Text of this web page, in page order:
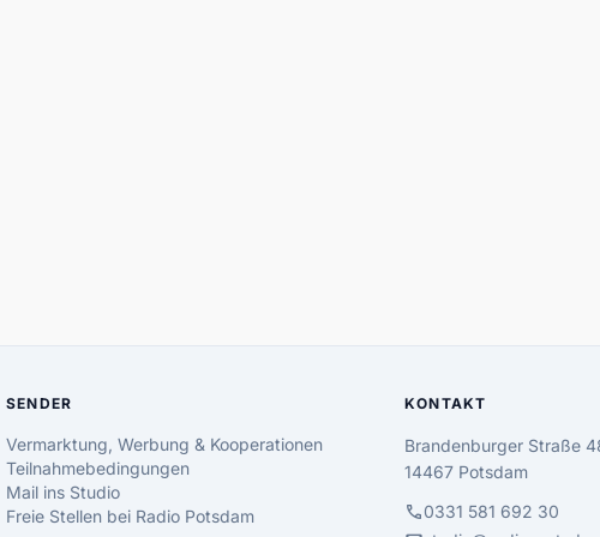
SENDER
Vermarktung, Werbung & Kooperationen
Teilnahmebedingungen
Mail ins Studio
Freie Stellen bei Radio Potsdam
KONTAKT
Brandenburger Straße
14467 Potsdam
call0331 581 692 30